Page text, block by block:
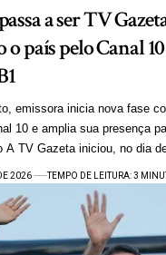
a ser TV
o país pelo Canal
emissora inicia nova fase
10 e amplia sua presença
A TV Gazeta iniciou, no dia
2026 TEMPO DE LEITURA: 3